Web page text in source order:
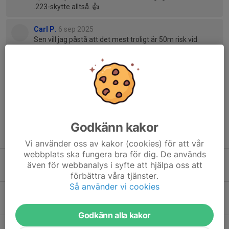
.223-skytte alltså. 👍
Carl P. 6 sep 2025
Sen vill jag påstå att det mest troligt är 50m risk vid
bara som yrkesofficer 😅) vill tro att detta är tydligt
uppstyrt i SäkB under punkten 3.2.5
6 sep 2025
Tidigare nyheter
Tider till helgen
30 jul, 09:20 0
Behov av arbetskraft i helgen!
29 jul, 15:53 5
Tävlingar till helgen
Godkänn kakor
Vi använder oss av kakor (cookies) för att vår
webbplats ska fungera bra för dig. De används
även för webbanalys i syfte att hjälpa oss att
förbättra våra tjänster.
Så använder vi cookies
Godkänn alla kakor